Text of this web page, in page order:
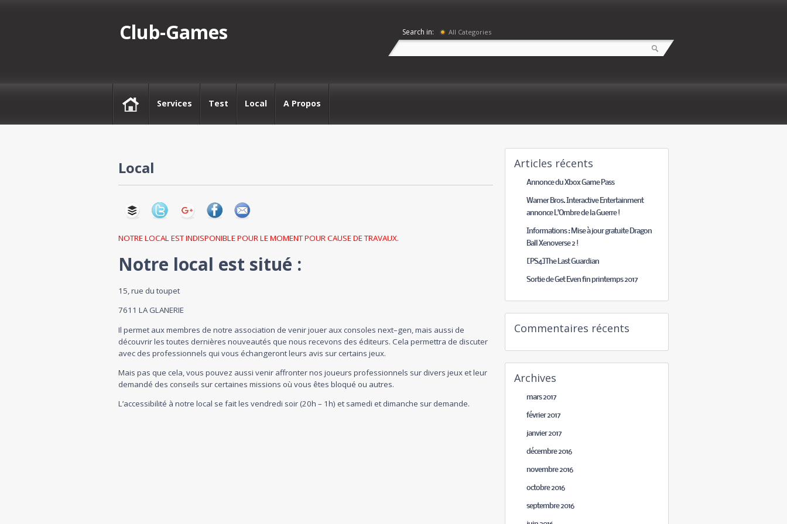
Club-Games Search in: All Categories
Services Test Local A Propos
Local
NOTRE LOCAL EST INDISPONIBLE POUR LE MOMENT POUR CAUSE DE TRAVAUX.
Notre local est situé :
15, rue du toupet
7611 LA GLANERIE
Il permet aux membres de notre association de venir jouer aux consoles next–gen , mais aussi de
découvrir les toutes dernières nouveautés que nous recevons des éditeurs. Cela permettra de discuter
avec des professionnels qui vous échangeront leurs avis sur certains jeux.
Mais pas que cela, vous pouvez aussi venir affronter nos joueurs professionnels sur divers jeux et leur
demandé des conseils sur certaines missions où vous êtes bloqué ou autres.
L’accessibilité à notre local se fait les vendredi soir (20h – 1h) et samedi et dimanche sur demande.
Articles récents
Annonce du Xbox Game Pass
Warner Bros. Interactive Entertainment
annonce L’Ombre de la Guerre !
Informations : Mise à jour gratuite Dragon
Ball Xenoverse 2 !
[PS4]The Last Guardian
Sortie de Get Even fin printemps 2017
Commentaires récents
Archives
mars 2017
février 2017
janvier 2017
décembre 2016
novembre 2016
octobre 2016
septembre 2016